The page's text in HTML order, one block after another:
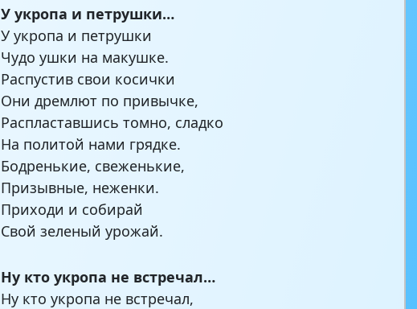
У укропа и петрушки…
У укропа и петрушки
Чудо ушки на макушке.
Распустив свои косички
Они дремлют по привычке,
Распластавшись томно, сладко
На политой нами грядке.
Бодренькие, свеженькие,
Призывные, неженки.
Приходи и собирай
Свой зеленый урожай.
Ну кто укропа не встречал…
Ну кто укропа не встречал,